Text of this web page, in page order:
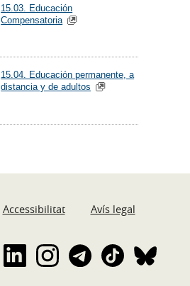
15.03. Educación
Compensatoria
15.04. Educación permanente, a
distancia y de adultos
Accessibilitat Avís legal